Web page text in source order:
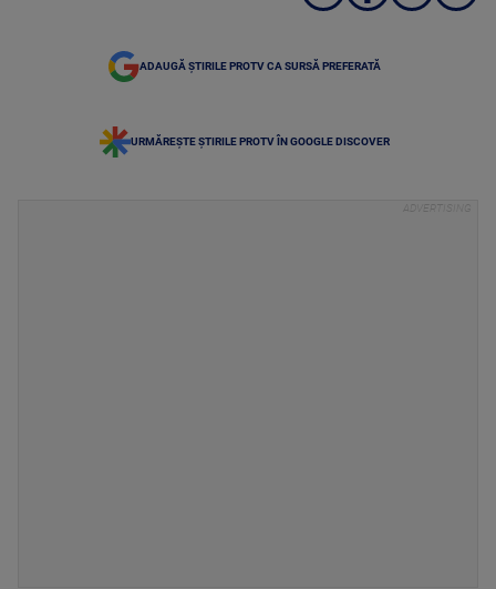
ADAUGĂ ȘTIRILE PROTV CA SURSĂ PREFERATĂ
URMĂREȘTE ȘTIRILE PROTV ÎN GOOGLE DISCOVER